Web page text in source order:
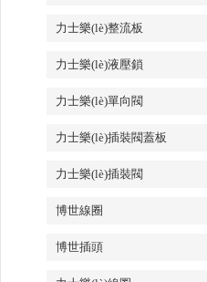
力士樂(lè)整流板
力士樂(lè)液壓鎖
力士樂(lè)單向閥
力士樂(lè)插裝閥蓋板
力士樂(lè)插裝閥
博世線圈
博世插頭